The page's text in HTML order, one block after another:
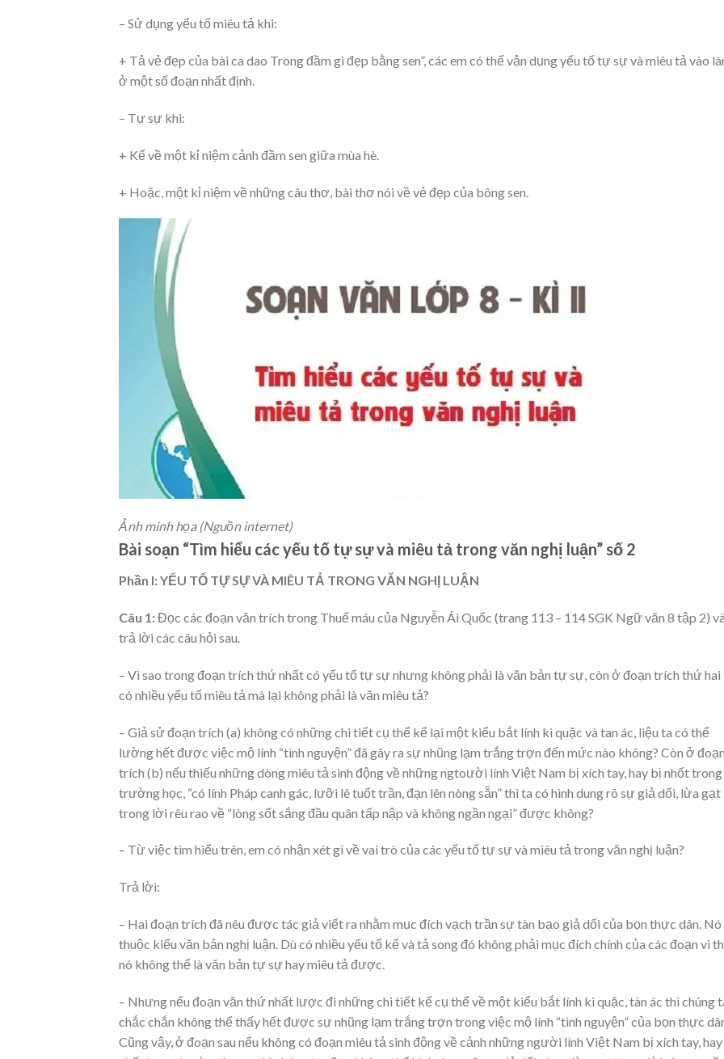
– Sử dụng yếu tố miêu tả khi:
+ Tả vẻ đẹp của bài ca dao Trong đầm gì đẹp bằng sen”, các em có thể vận dụng yếu tố tự sự và miêu tả vào
ở một số đoạn nhất định.
– Tự sự khi:
+ Kể về một kỉ niệm cảnh đầm sen giữa mùa hè.
+ Hoặc, một kỉ niệm về những câu thơ, bài thơ nói về vẻ đẹp của bông sen.
Ảnh minh họa (Nguồn internet)
Bài soạn “Tìm hiểu các yếu tố tự sự và miêu tả trong văn nghị luận” số 2
Phần I: YẾU TỐ TỰ SỰ VÀ MIÊU TẢ TRONG VĂN NGHỊ LUẬN
Câu 1:Đọc các đoạn văn trích trong Thuế máu của Nguyễn Ái Quốc (trang 113 – 114 SGK Ngữ văn 8 tập 2) và
trả lời các câu hỏi sau.
– Vì sao trong đoạn trích thứ nhất có yếu tố tự sự nhưng không phải là văn bản tự sự, còn ở đoạn trích thứ hai
có nhiều yếu tố miêu tả mà lại không phải là văn miêu tả?
– Giả sử đoạn trích (a) không có những chi tiết cụ thể kể lại một kiểu bắt lính kì quặc và tan ác, liệu ta có thể
lường hết được việc mộ lính “tình nguyện” đã gây ra sự nhũng lạm trắng trợn đến mức nào không? Còn ở đoạn
trích (b) nếu thiếu những dòng miêu tả sinh động về những ngtoười lính Việt Nam bị xích tay, hay bị nhốt trong
trường học, “có lính Pháp canh gác, lưỡi lê tuốt trần, đạn lên nòng sẵn” thì ta có hình dung rõ sự giả dối, lừa gạt
trong lời rêu rao về “lòng sốt sắng đầu quân tấp nập và không ngần ngại” được không?
– Từ việc tìm hiểu trên, em có nhận xét gì về vai trò của các yếu tố tự sự và miêu tả trong văn nghị luận?
Trả lời:
– Hai đoạn trích đã nêu được tác giả viết ra nhằm mục đích vạch trần sự tàn bạo giả dối của bọn thực dân. Nó
thuộc kiểu văn bản nghị luận. Dù có nhiều yếu tố kể và tả song đó không phải mục đích chính của các đoạn vì
nó không thể là văn bản tự sự hay miêu tả được.
– Nhưng nếu đoạn văn thứ nhất lược đi những chi tiết kể cụ thể về một kiểu bắt lính kì quặc, tàn ác thì chúng
chắc chắn không thể thấy hết được sự nhũng lạm trắng trợn trong việc mộ lính “tình nguyện” của bọn thực
Cũng vậy, ở đoạn sau nếu không có đoạn miêu tả sinh động về cảnh những người lính Việt Nam bị xích tay,